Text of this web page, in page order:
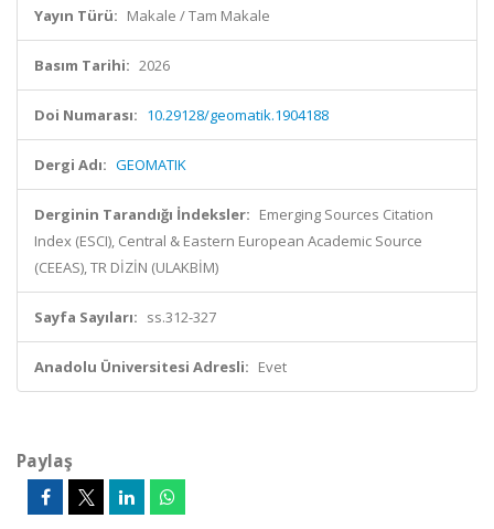
Yayın Türü: Makale / Tam Makale
Basım Tarihi: 2026
Doi Numarası: 10.29128/geomatik.1904188
Dergi Adı: GEOMATIK
Derginin Tarandığı İndeksler: Emerging Sources Citation
Index (ESCI), Central & Eastern European Academic Source
(CEEAS), TR DİZİN (ULAKBİM)
Sayfa Sayıları: ss.312-327
Anadolu Üniversitesi Adresli: Evet
Paylaş